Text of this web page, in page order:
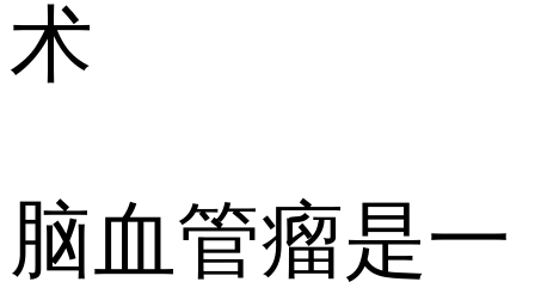
术
脑血管瘤是一